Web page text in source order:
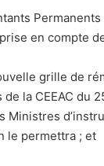
Permanents
en compte
grille de
la CEEAC du
Ministres
le permettra ; et